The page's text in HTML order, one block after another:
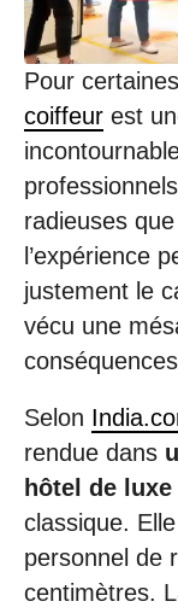
Pour
coiffeur est
radieuses
l’expérience
justement le
vécu une
Selon
rendue dans
hôtel de
classique.
personnel de
centimètres.